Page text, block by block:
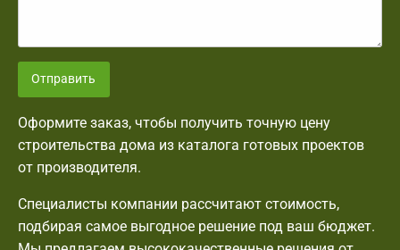
Отправить
Оформите заказ, чтобы получить точную цену
строительства дома из каталога готовых проектов
от производителя.
Специалисты компании рассчитают стоимость,
подбирая самое выгодное решение под ваш бюджет.